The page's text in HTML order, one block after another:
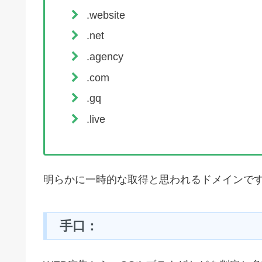
.website
.net
.agency
.com
.gq
.live
明らかに一時的な取得と思われるドメインで
手口：